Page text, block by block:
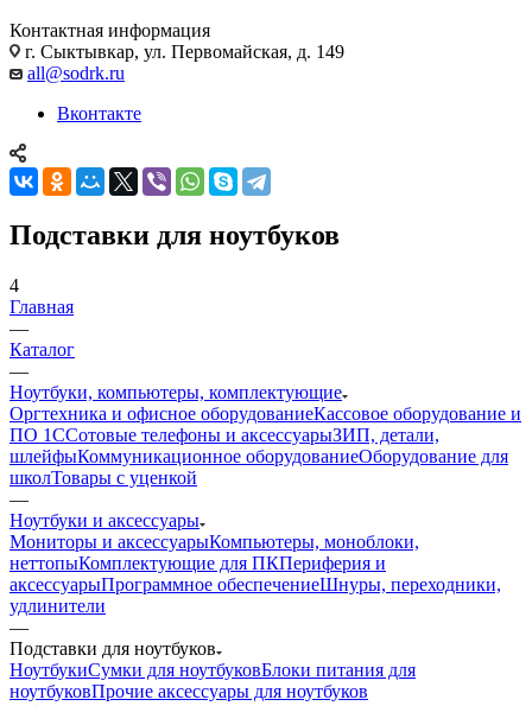
Контактная информация
г. Сыктывкар, ул. Первомайская, д. 149
all@sodrk.ru
Вконтакте
Подставки для ноутбуков
4
Главная
—
Каталог
—
Ноутбуки, компьютеры, комплектующие
Оргтехника и офисное оборудованиеКассовое оборудование и
ПО 1ССотовые телефоны и аксессуарыЗИП, детали,
шлейфыКоммуникационное оборудованиеОборудование для
школТовары с уценкой
—
Ноутбуки и аксессуары
Мониторы и аксессуарыКомпьютеры, моноблоки,
неттопыКомплектующие для ПКПериферия и
аксессуарыПрограммное обеспечениеШнуры, переходники,
удлинители
—
Подставки для ноутбуков
НоутбукиСумки для ноутбуковБлоки питания для
ноутбуковПрочие аксессуары для ноутбуков